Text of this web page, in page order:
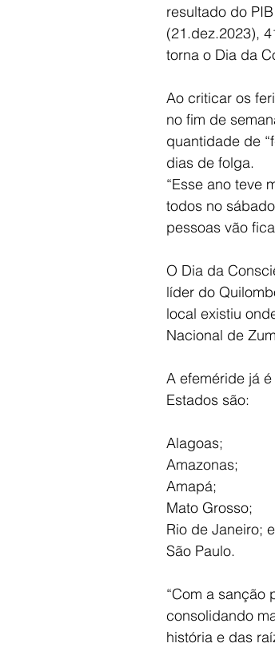
resultado do
(21.dez.2023),
torna o Dia da
Ao criticar os
no fim de
quantidade de
dias de folga.
“Esse ano teve
todos no
pessoas vão
O Dia da
líder do
local existiu
Nacional de
A efeméride já
Estados são:
Alagoas;
Amazonas;
Amapá;
Mato Grosso;
Rio de Janeiro; e
São Paulo.
“Com a sanção
consolidando
história e das